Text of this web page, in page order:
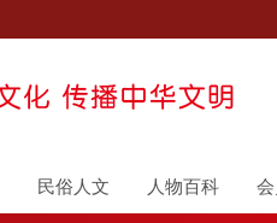
民俗人文 人物百科